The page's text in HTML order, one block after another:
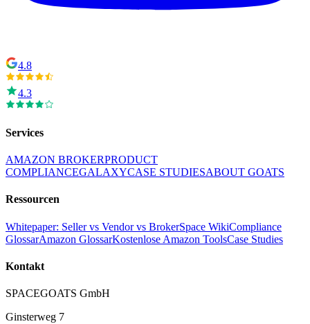
4.8
4.3
Services
AMAZON BROKERPRODUCT
COMPLIANCEGALAXYCASE STUDIESABOUT GOATS
Ressourcen
Whitepaper: Seller vs Vendor vs BrokerSpace WikiCompliance
GlossarAmazon GlossarKostenlose Amazon ToolsCase Studies
Kontakt
SPACEGOATS GmbH
Ginsterweg 7